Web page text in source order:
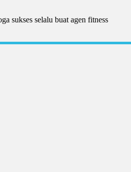
sukses selalu buat agen fitness